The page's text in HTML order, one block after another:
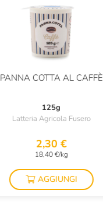
PANNA COTTA AL CAFFÈ
125g
Latteria Agricola Fusero
2,30 €
18,40 €/kg
AGGIUNGI